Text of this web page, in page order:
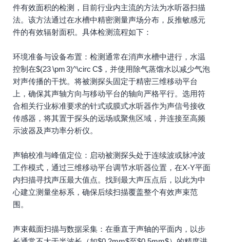
件有效面积的检测，目前行业内主流的方法为水听器扫描
法。该方法通过在水槽中精密测量声场分布，反推敏感元
件的有效辐射面积。具体检测流程如下：
环境准备与设备布置：检测通常在消声水槽中进行，水温
控制在$(23 \pm 3)^\circ C$，并使用除气蒸馏水以减少气泡
对声传播的干扰。将被测探头固定于精密三维移动平台
上，确保其声轴方向与移动平台的轴向严格平行。选用符
合相关行业标准要求的针式或膜式水听器作为声信号接收
传感器，将其置于探头的远场或聚焦区域，并连接至高频
示波器及声功率分析仪。
声轴校准与峰值定位：启动被测探头处于连续波或脉冲波
工作模式，通过三维移动平台调节水听器位置，在X-Y平面
内扫描寻找声压最大值点。找到最大声压点后，以此为中
心建立测量坐标系，确保后续扫描覆盖整个有效声束范
围。
声束截面扫描与数据采集：在垂直于声轴的平面内，以步